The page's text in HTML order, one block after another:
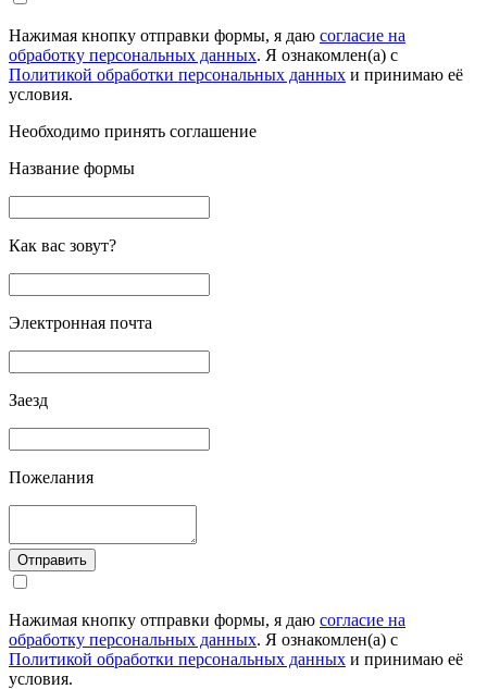
Нажимая кнопку отправки формы, я даю согласие на
обработку персональных данных. Я ознакомлен(а) с
Политикой обработки персональных данных и принимаю её
условия.
Необходимо принять соглашение
Название формы
Как вас зовут?
Электронная почта
Заезд
Пожелания
Отправить
Нажимая кнопку отправки формы, я даю согласие на
обработку персональных данных. Я ознакомлен(а) с
Политикой обработки персональных данных и принимаю её
условия.